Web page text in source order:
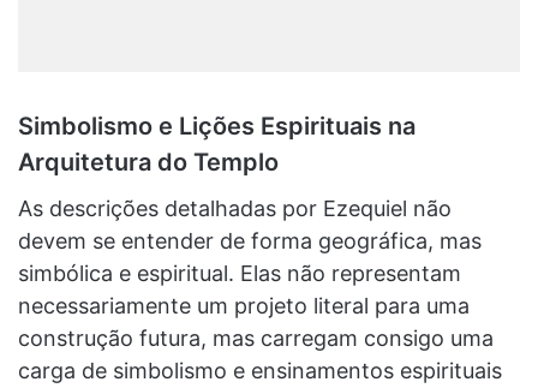
Simbolismo e Lições Espirituais na
Arquitetura do Templo
As descrições detalhadas por Ezequiel não
devem se entender de forma geográfica, mas
simbólica e espiritual. Elas não representam
necessariamente um projeto literal para uma
construção futura, mas carregam consigo uma
carga de simbolismo e ensinamentos espirituais